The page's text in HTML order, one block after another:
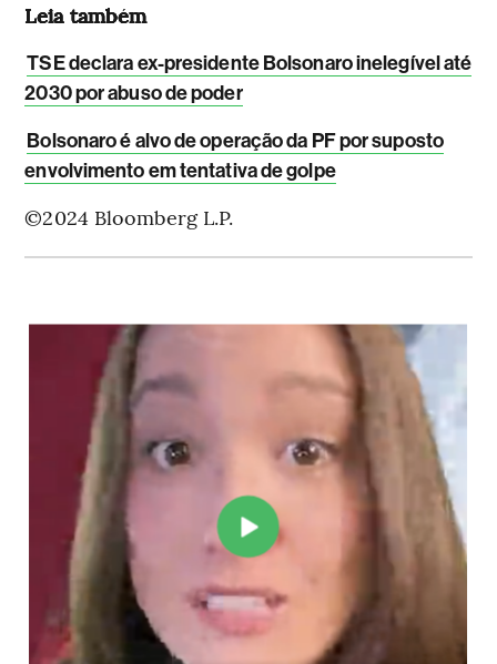
Leia também
TSE declara ex-presidente Bolsonaro inelegível até
2030 por abuso de poder
Bolsonaro é alvo de operação da PF por suposto
envolvimento em tentativa de golpe
©2024 Bloomberg L.P.